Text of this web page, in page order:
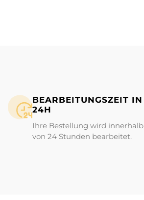
BEARBEITUNGS­ZEIT IN
24H
Ihre Bestellung wird innerhalb
von 24 Stunden bearbeitet.